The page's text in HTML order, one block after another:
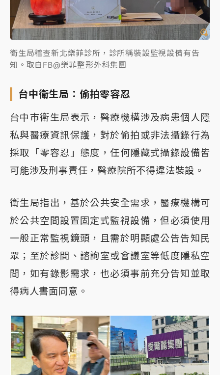
衛生局稽查新北樂菲診所，診所稱裝設監視設備有告
知。取自FB@樂菲整形外科集團
台中衛生局：偷拍零容忍
台中市衛生局表示，醫療機構涉及病患個人隱
私與醫療資訊保護，對於偷拍或非法攝錄行為
採取「零容忍」態度，任何隱藏式攝錄設備皆
可能涉及刑事責任，醫療院所不得違法裝設。
衛生局指出，基於公共安全需求，醫療機構可
於公共空間設置固定式監視設備，但必須使用
一般正常監視鏡頭，且需於明顯處公告告知民
眾；至於診間、諮詢室或會議室等低度隱私空
間，如有錄影需求，也必須事前充分告知並取
得病人書面同意。